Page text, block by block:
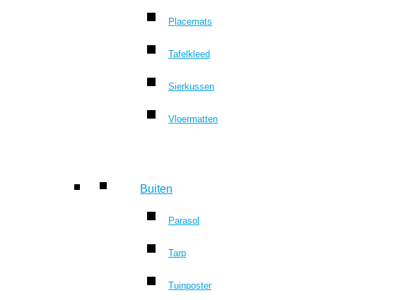
Placemats
Tafelkleed
Sierkussen
Vloermatten
Buiten
Parasol
Tarp
Tuinposter